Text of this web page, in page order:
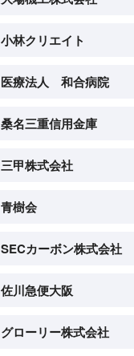
小林クリエイト
医療法人 和合病院
桑名三重信用金庫
三甲株式会社
青樹会
SECカーボン株式会社
佐川急便大阪
グローリー株式会社